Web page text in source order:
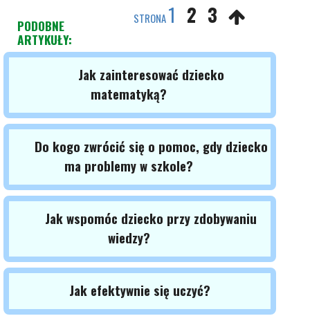
STRONA1 2 3
PODOBNE
ARTYKUŁY:
Jak zainteresować dziecko
matematyką?
Do kogo zwrócić się o pomoc, gdy dziecko
ma problemy w szkole?
Jak wspomóc dziecko przy zdobywaniu
wiedzy?
Jak efektywnie się uczyć?